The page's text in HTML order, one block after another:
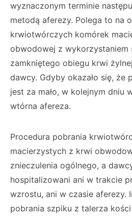
wyznaczonym terminie
metodą aferezy. Polega to na
krwiotwórczych komórek
obwodowej z wykorzy­staniem
zamkniętego obiegu krwi
dawcy. Gdy­by okazało się, że
jest za mało, w kolejnym dniu
wtórna afereza.
Procedura pobrania
macierzystych z krwi
znieczulenia ogólnego, a
hospitalizowani ani w trakcie
wzrostu, ani w czasie aferezy.
pobrania szpiku z talerza